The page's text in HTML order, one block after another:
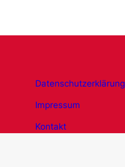
Datenschutzerklärung
Impressum
Kontakt